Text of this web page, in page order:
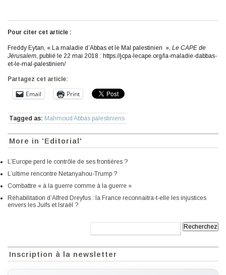
Pour citer cet article :
Freddy Eytan, « La maladie d’Abbas et le Mal palestinien », Le CAPE de
Jérusalem, publié le 22 mai 2018 : https://jcpa-lecape.org/la-maladie-dabbas-
et-le-mal-palestinien/
Partagez cet article:
Email Print
Tagged as: Mahmoud Abbas palestiniens
More in 'Editorial'
L’Europe perd le contrôle de ses frontières ?
L’ultime rencontre Netanyahou-Trump ?
Combattre « à la guerre comme à la guerre »
Réhabilitation d’Alfred Dreyfus : la France reconnaitra-t-elle les injustices
envers les Juifs et Israël ?
Inscription à la newsletter